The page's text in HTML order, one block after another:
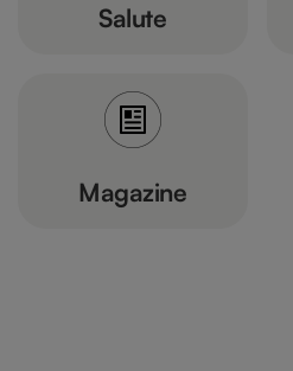
Salute
Magazine